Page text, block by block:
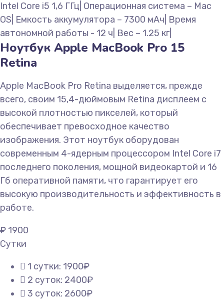
Intel Core i5 1,6 ГГц| Операционная система – Mac
OS| Емкость аккумулятора – 7300 мАч| Время
автономной работы - 12 ч| Вес – 1.25 кг|
Ноутбук Apple MacBook Pro 15
Retina
Apple MacBook Pro Retina выделяется, прежде
всего, своим 15,4-дюймовым Retina дисплеем с
высокой плотностью пикселей, который
обеспечивает превосходное качество
изображения. Этот ноутбук оборудован
современным 4-ядерным процессором Intel Core i7
последнего поколения, мощной видеокартой и 16
Гб оперативной памяти, что гарантирует его
высокую производительность и эффективность в
работе.
₽ 1900
Сутки
1 сутки: 1900₽
2 суток: 2400₽
3 суток: 2600₽